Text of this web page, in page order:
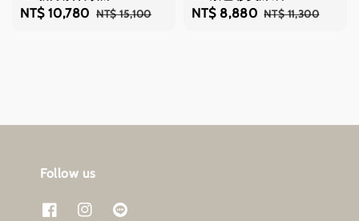
Sale
NT$ 10,780 Regular
NT$ 15,100
Sale
NT$ 8,880 Regular
NT$ 11,300
Follow us